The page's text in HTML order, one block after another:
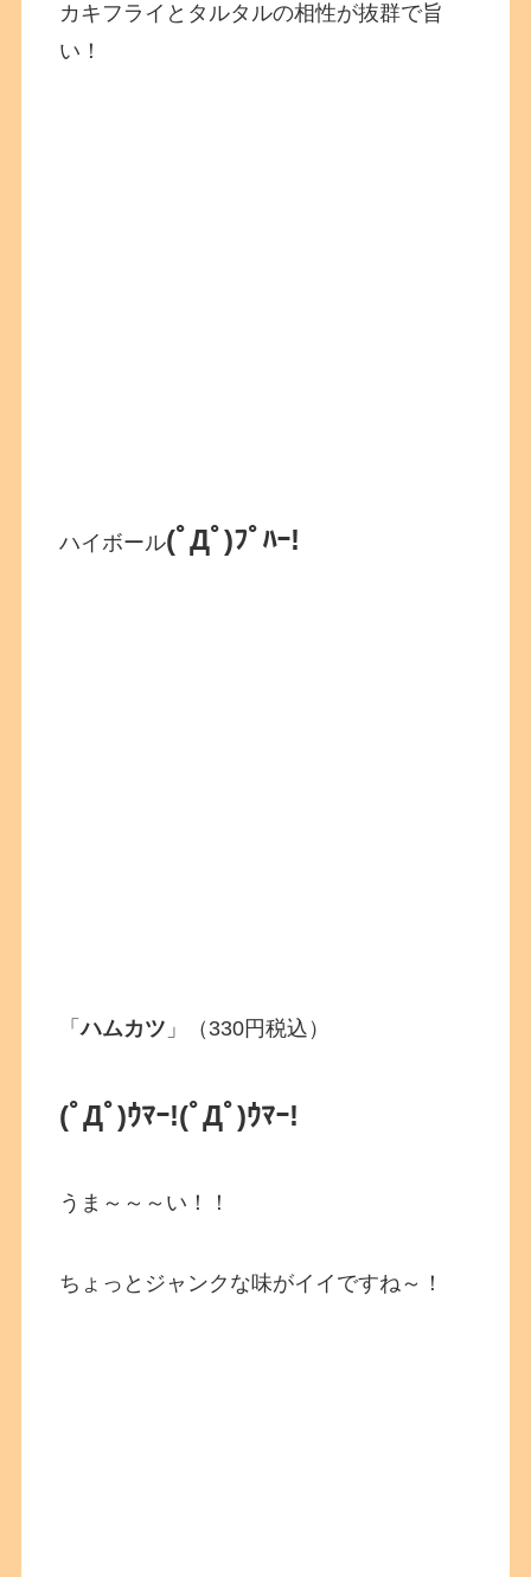
カキフライとタルタルの相性が抜群で旨
い！
ハイボール(ﾟДﾟ)ﾌﾟﾊｰ!
「ハムカツ 」（330円税込）
(ﾟДﾟ)ｳﾏｰ!(ﾟДﾟ)ｳﾏｰ!
うま～～～い！！
ちょっとジャンクな味がイイですね～！